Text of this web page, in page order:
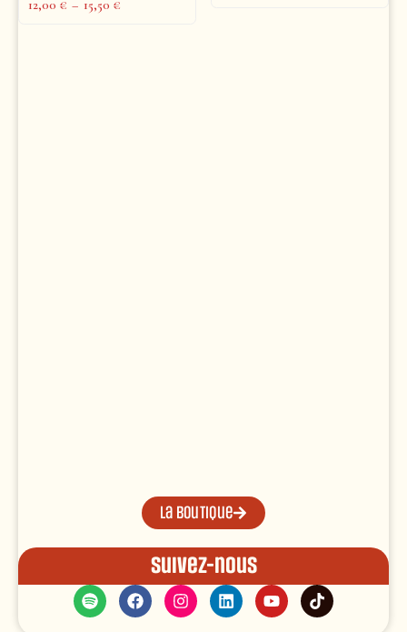
12,00 € – 15,50 €
La boutique
Suivez-nous